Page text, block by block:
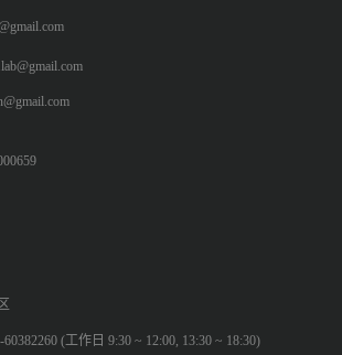
(工作日 9:30 ~ 12:00, 13:30 ~ 18:30)